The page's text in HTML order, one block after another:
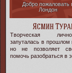
Добро пожаловать
Лондон
Ясмин
Творческая
запуталась в прошлом
но не позволяет
помочь разобраться в